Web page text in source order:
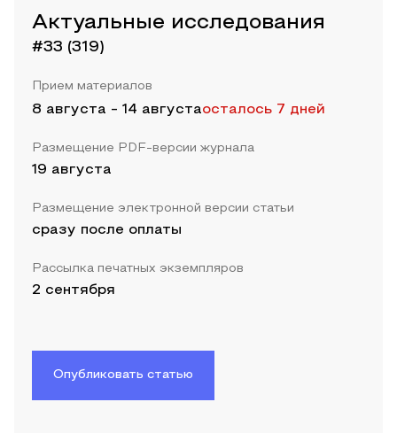
Актуальные исследования
#33 (319)
Прием материалов
8 августа - 14 августаосталось 7 дней
Размещение PDF-версии журнала
19 августа
Размещение электронной версии статьи
сразу после оплаты
Рассылка печатных экземпляров
2 сентября
Опубликовать статью